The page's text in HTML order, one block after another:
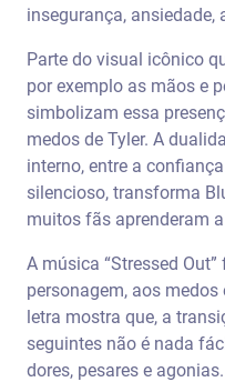
insegurança, ansiedade,
Parte do visual icônico
por exemplo as mãos e
simbolizam essa
medos de Tyler. A
interno, entre a
silencioso, transforma
muitos fãs aprenderam
A música “Stressed
personagem, aos medos
letra mostra que, a
seguintes não é nada
dores, pesares e agonias.